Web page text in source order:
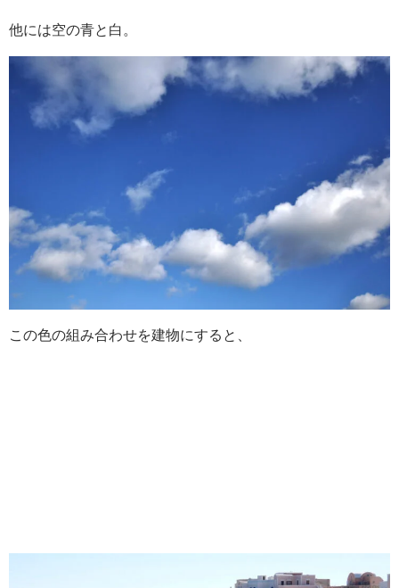
他には空の青と白。
この色の組み合わせを建物にすると、